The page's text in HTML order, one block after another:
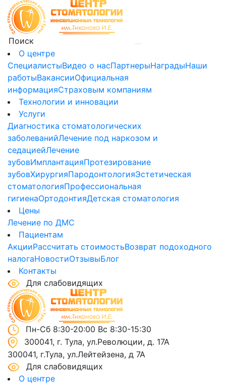
О центре
СпециалистыВидео о насПартнерыНаградыНаши
работыВакансииОфициальная
информацияСтраховым компаниям
Технологии и инновации
Услуги
Диагностика стоматологических
заболеванийЛечение под наркозом и
седациейЛечение
зубовИмплантацияПротезирование
зубовХирургияПародонтологияЭстетическая
стоматологияПрофессиональная
гигиенаОртодонтияДетская стоматология
Цены
Лечение по ДМС
Пациентам
АкцииРассчитать стоимостьВозврат подоходного
налогаНовостиОтзывыБлог
Контакты
Для слабовидящих
Пн-Сб 8:30-20:00 Вс 8:30-15:30
300041, г. Тула, ул.Революции, д. 17А
300041, г.Тула, ул.Лейтейзена, д 7А
Для слабовидящих
О центре